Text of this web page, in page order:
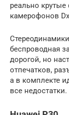
реально
камерофонов
беспроводная
дорогой, но
отпечатков,
а в комплекте
все недостатки.